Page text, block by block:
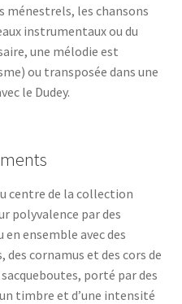
ménestrels, les chansons
instrumentaux ou du
une mélodie est
ou transposée dans une
le Dudey.
centre de la collection
polyvalence par des
ensemble avec des
cornamus et des cors de
porté par des
timbre et d’une intensité